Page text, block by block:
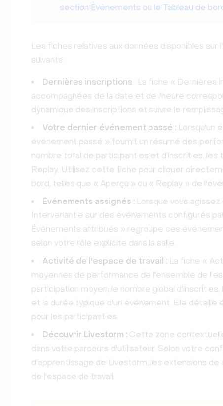
section Événements ou le Tableau de
Les fiches relatives aux données disponibles sur
suivants :
Dernières inscriptions : La fiche « Dernières
accompagnées de la date et de l'heure
dynamique des inscriptions et suivre le
Votre dernier événement passé : Lorsqu'un
événement passé » fournit un résumé des
nombre total de participant·es et d'inscrit·es,
Replay. Utilisez cette fiche pour cliquer
bord, telles que « Aperçu » ou « Replay » de
Événements assignés : Lorsque vous
Intervenant·e sur des événements configurés
Événements attribués » regroupe ces
selon votre rôle explicite dans la salle.
Activité de l'espace de travail : La fiche «
moyennes de performance de l'ensemble de
participation moyen, le nombre global
et la durée typique d'un événement. Elle
pour les participant·es.
Découvrir Livestorm : Cette zone
dans votre parcours d'utilisateur. Selon votre
d'apprentissage de Livestorm, les extensions
de l'espace de travail.